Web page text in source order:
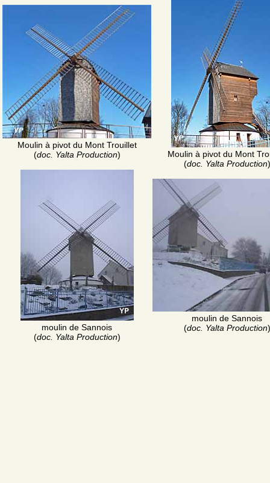
Moulin à pivot du Mont Trouillet
(doc. Yalta Production)
Moulin à pivot du Mont
(doc. Yalta Production)
moulin de Sannois
(doc. Yalta Production)
moulin de Sannois
(doc. Yalta Production)